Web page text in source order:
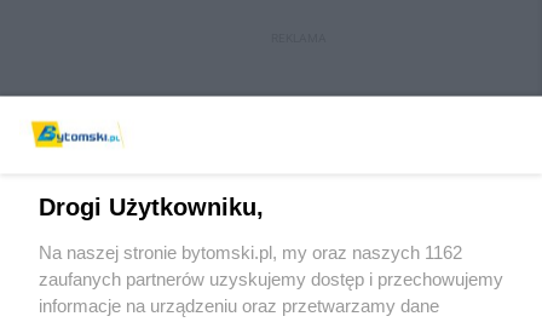
Wydawca mediów lokalnych
Drogi Użytkowniku,
Na naszej stronie bytomski.pl, my oraz naszych 1162
zaufanych partnerów uzyskujemy dostęp i przechowujemy
informacje na urządzeniu oraz przetwarzamy dane